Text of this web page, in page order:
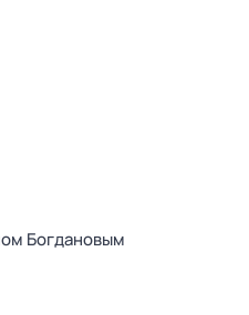
Богдановым